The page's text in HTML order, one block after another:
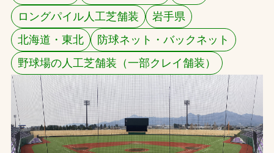
お問合せ
お取引先の皆様へ
プライバシーポリシー
ソーシャルメディアポリシー
Instagram
FacebookYouTube
ロングパイル人工芝舗装
岩手県
北海道・東北
防球ネット・バックネット
野球場の人工芝舗装（一部クレイ舗装）